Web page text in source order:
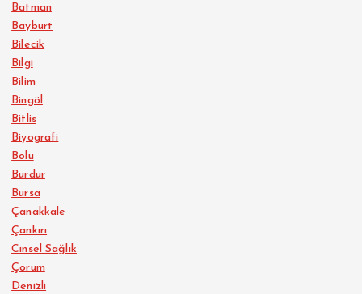
Batman
Bayburt
Bilecik
Bilgi
Bilim
Bingöl
Bitlis
Biyografi
Bolu
Burdur
Bursa
Çanakkale
Çankırı
Cinsel Sağlık
Çorum
Denizli